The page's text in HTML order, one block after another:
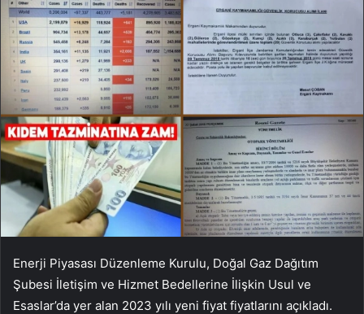
Enerji Piyasası Düzenleme Kurulu, Doğal Gaz Dağıtım
Şubesi İletişim ve Hizmet Bedellerine İlişkin Usul ve
Esaslar’da yer alan 2023 yılı yeni fiyat fiyatlarını açıkladı.